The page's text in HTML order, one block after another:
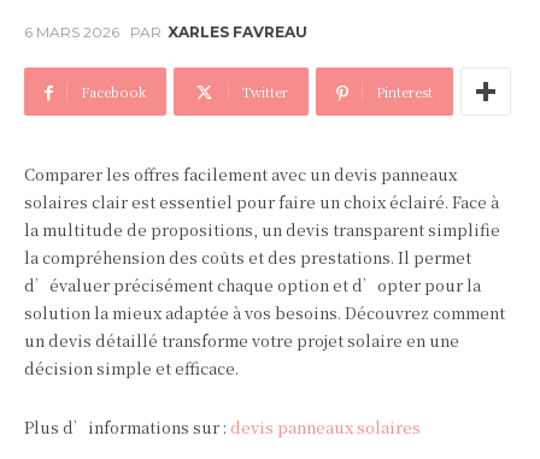
6 MARS 2026 PAR XARLES FAVREAU
Facebook Twitter Pinterest
Comparer les offres facilement avec un devis panneaux
solaires clair est essentiel pour faire un choix éclairé. Face à
la multitude de propositions, un devis transparent simplifie
la compréhension des coûts et des prestations. Il permet
d’évaluer précisément chaque option et d’opter pour la
solution la mieux adaptée à vos besoins. Découvrez comment
un devis détaillé transforme votre projet solaire en une
décision simple et efficace.
Plus d’informations sur : devis panneaux solaires